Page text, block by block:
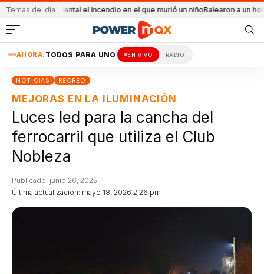
Temas del día
accidental el incendio en el que murió un niñoBalearon a un hombre en
AHORA: TODOS PARA UNO EN VIVO RADIO
NOTICIAS RECREO
MEJORAS EN LA ILUMINACIÓN
Luces led para la cancha del
ferrocarril que utiliza el Club
Nobleza
Última actualización: mayo 18, 2026 2:26 pm
Publicado: junio 26, 2025